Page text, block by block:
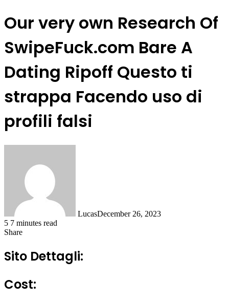
Our very own Research Of
SwipeFuck.com Bare A
Dating Ripoff Questo ti
strappa Facendo uso di
profili falsi
LucasDecember 26, 2023
5 7 minutes read
Share
via
Email
Sito Dettagli:
Cost: